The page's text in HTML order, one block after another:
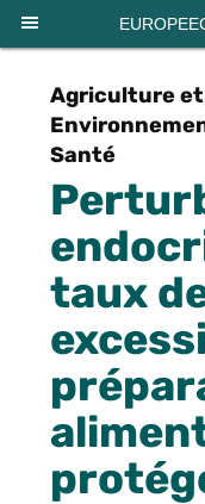
Agriculture
Santé
taux